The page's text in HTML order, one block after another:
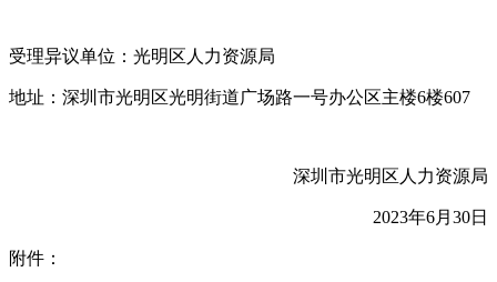
受理异议单位：光明区人力资源局
地址：深圳市光明区光明街道广场路一号办公区主楼6楼607
深圳市光明区人力资源局
2023年6月30日
附件：